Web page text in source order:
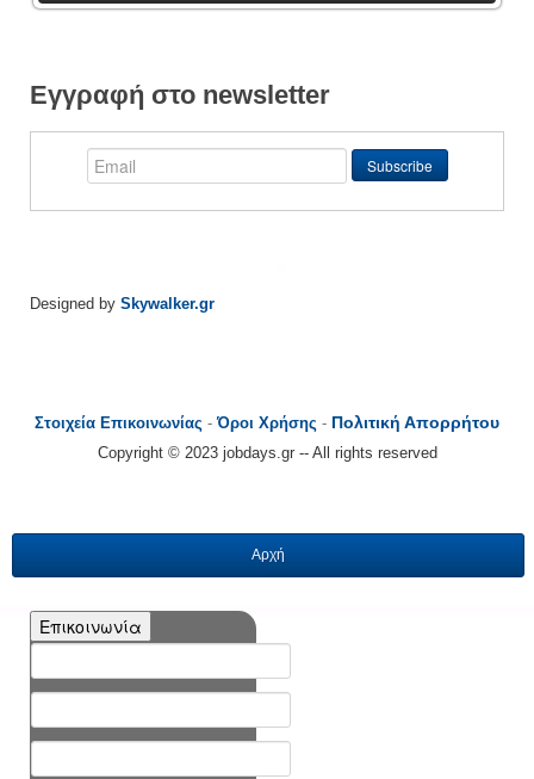
Εγγραφή στο newsletter
Designed by Skywalker.gr
Στοιχεία Επικοινωνίας -Όροι Χρήσης - Πολιτική Απορρήτου
Copyright © 2023 jobdays.gr -- All rights reserved
Αρχή